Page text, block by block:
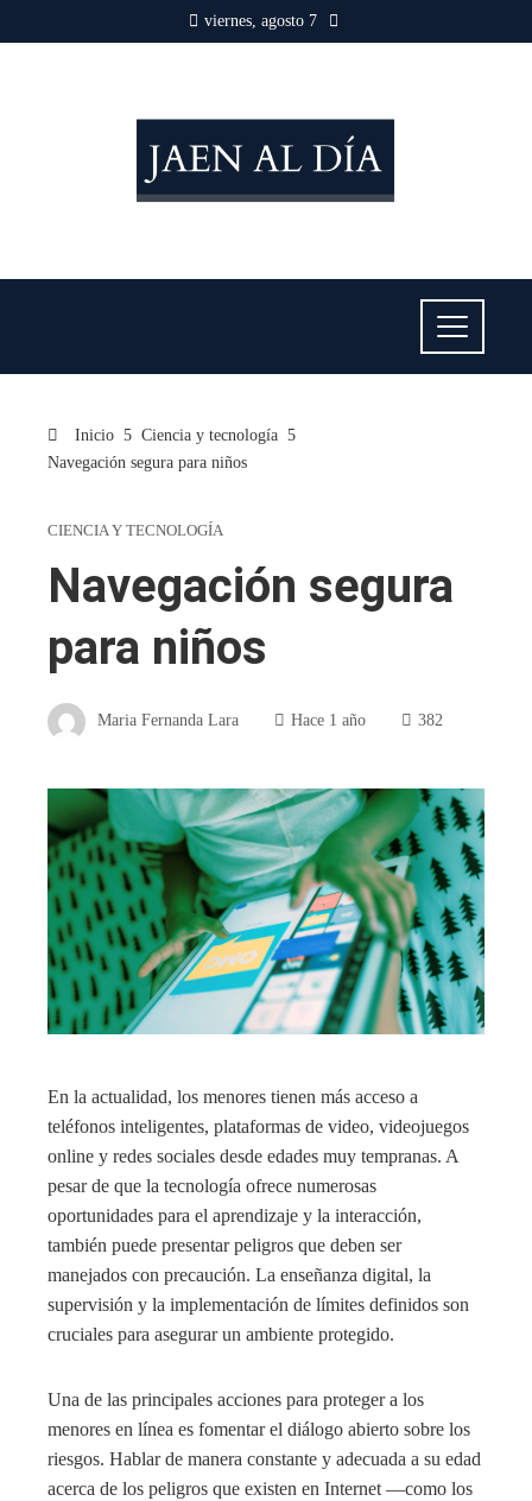
viernes, agosto 7
Inicio
Ciencia y tecnología
Navegación segura para niños
CIENCIA Y TECNOLOGÍA
Navegación segura
para niños
Maria Fernanda Lara Hace 1 año 382
En la actualidad, los menores tienen más acceso a
teléfonos inteligentes, plataformas de video, videojuegos
online y redes sociales desde edades muy tempranas. A
pesar de que la tecnología ofrece numerosas
oportunidades para el aprendizaje y la interacción,
también puede presentar peligros que deben ser
manejados con precaución. La enseñanza digital, la
supervisión y la implementación de límites definidos son
cruciales para asegurar un ambiente protegido.
Una de las principales acciones para proteger a los
menores en línea es fomentar el diálogo abierto sobre los
riesgos. Hablar de manera constante y adecuada a su edad
acerca de los peligros que existen en Internet —como los